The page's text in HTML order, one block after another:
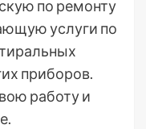
по ремонту
услуги по
приборов.
работу и